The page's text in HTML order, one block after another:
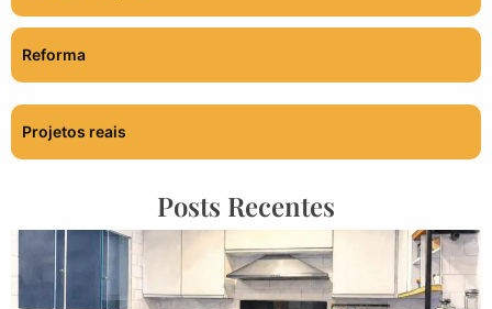
Reforma
Projetos reais
Posts Recentes